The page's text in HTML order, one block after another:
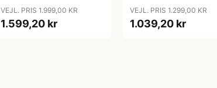
VEJL. PRIS 1.999,00 KR
1.599,20 kr
VEJL. PRIS 1.299,00 KR
1.039,20 kr